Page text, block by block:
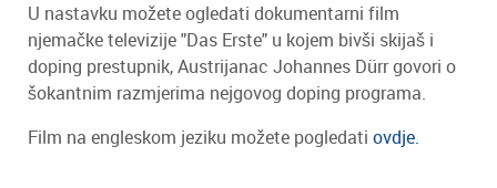
U nastavku možete ogledati dokumentarni film
njemačke televizije "Das Erste" u kojem bivši skijaš i
doping prestupnik, Austrijanac Johannes Dürr govori o
šokantnim razmjerima nejgovog doping programa.
Film na engleskom jeziku možete pogledati ovdje.